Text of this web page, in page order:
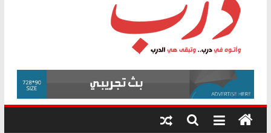
فرحات سليمان يكتب: القطاع الصحي إلى
أين؟
حزب التحالف الشعبي يطلق لجنة “الحق
في الصحة” بالإسكندرية لرصد الانتهاكات
ودعم المرضى
الوزاري لمدينة الصحفيين.. وانتهاء أعمال
إنشاء المبنى الإداري
المجلس القومي لحقوق الإنسان يعلن
متابعة قضية الدكتور محمد زهران.. ويؤكد:
قرينة البراءة وضمانات المحاكمة العادلة
درب
وأتوه
درب..
وتبقى
هي